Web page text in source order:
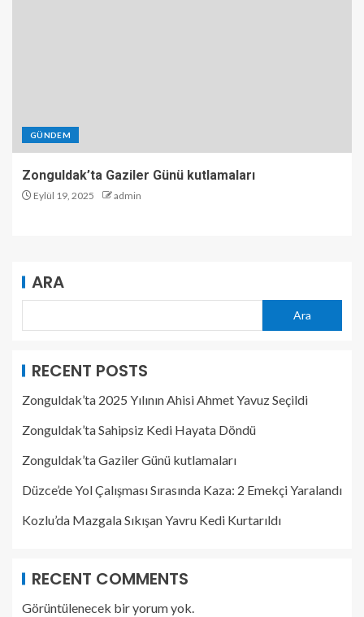
GÜNDEM
Zonguldak’ta Gaziler Günü kutlamaları
Eylül 19, 2025 admin
ARA
Ara
RECENT POSTS
Zonguldak’ta 2025 Yılının Ahisi Ahmet Yavuz Seçildi
Zonguldak’ta Sahipsiz Kedi Hayata Döndü
Zonguldak’ta Gaziler Günü kutlamaları
Düzce’de Yol Çalışması Sırasında Kaza: 2 Emekçi Yaralandı
Kozlu’da Mazgala Sıkışan Yavru Kedi Kurtarıldı
RECENT COMMENTS
Görüntülenecek bir yorum yok.